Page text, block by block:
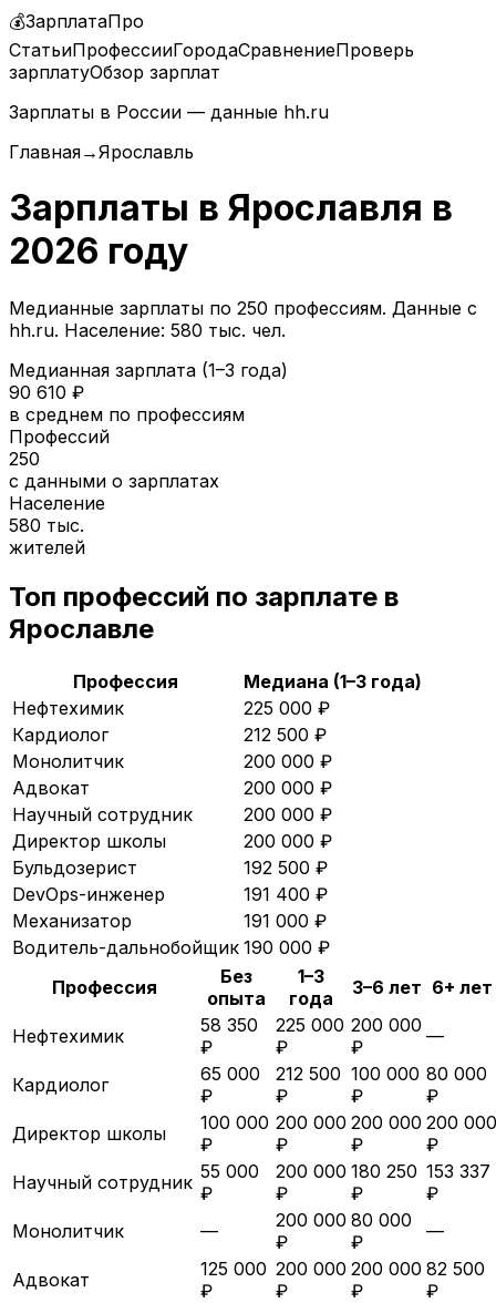
💰ЗарплатаПро
СтатьиПрофессииГородаСравнениеПроверь
зарплатуОбзор зарплат
Зарплаты в России — данные hh.ru
Главная→Ярославль
Зарплаты в Ярославля в
2026 году
Медианные зарплаты по 250 профессиям. Данные с
hh.ru. Население: 580 тыс. чел.
Медианная зарплата (1–3 года)
90 610 ₽
в среднем по профессиям
Профессий
250
с данными о зарплатах
Население
580 тыс.
жителей
Топ профессий по зарплате в
Ярославле
Профессия
Медиана (1–3 года)
Нефтехимик
225 000 ₽
Кардиолог
212 500 ₽
Монолитчик
200 000 ₽
Адвокат
200 000 ₽
Научный сотрудник
200 000 ₽
Директор школы
200 000 ₽
Бульдозерист
192 500 ₽
DevOps-инженер
191 400 ₽
Механизатор
191 000 ₽
Водитель-дальнобойщик 190 000 ₽
Профессия
Без
опыта
1–3
года
3–6 лет 6+ лет
Нефтехимик
58 350
₽
225 000
₽
200 000
₽
—
Кардиолог
65 000
₽
212 500
₽
100 000
₽
80 000
₽
Директор школы
100 000
₽
200 000
₽
200 000
₽
200 000
₽
Научный сотрудник 55 000
₽
200 000
₽
180 250
₽
153 337
₽
Монолитчик
—
200 000
₽
80 000
₽
—
Адвокат
125 000
₽
200 000
₽
200 000
₽
82 500
₽